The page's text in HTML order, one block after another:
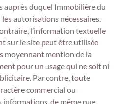
auprès duquel Immobilière du
les autorisations nécessaires.
l’information textuelle
sur le site peut être utilisée
moyennant mention de la
pour un usage qui ne soit ni
Par contre, toute
commercial ou
informations, de même que